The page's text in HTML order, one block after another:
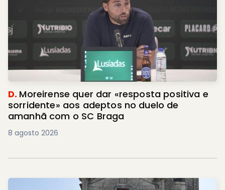
D. Moreirense quer dar «resposta positiva e
sorridente» aos adeptos no duelo de
amanhã com o SC Braga
8 agosto 2026